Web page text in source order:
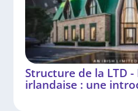
Structure de la LTD
irlandaise : une